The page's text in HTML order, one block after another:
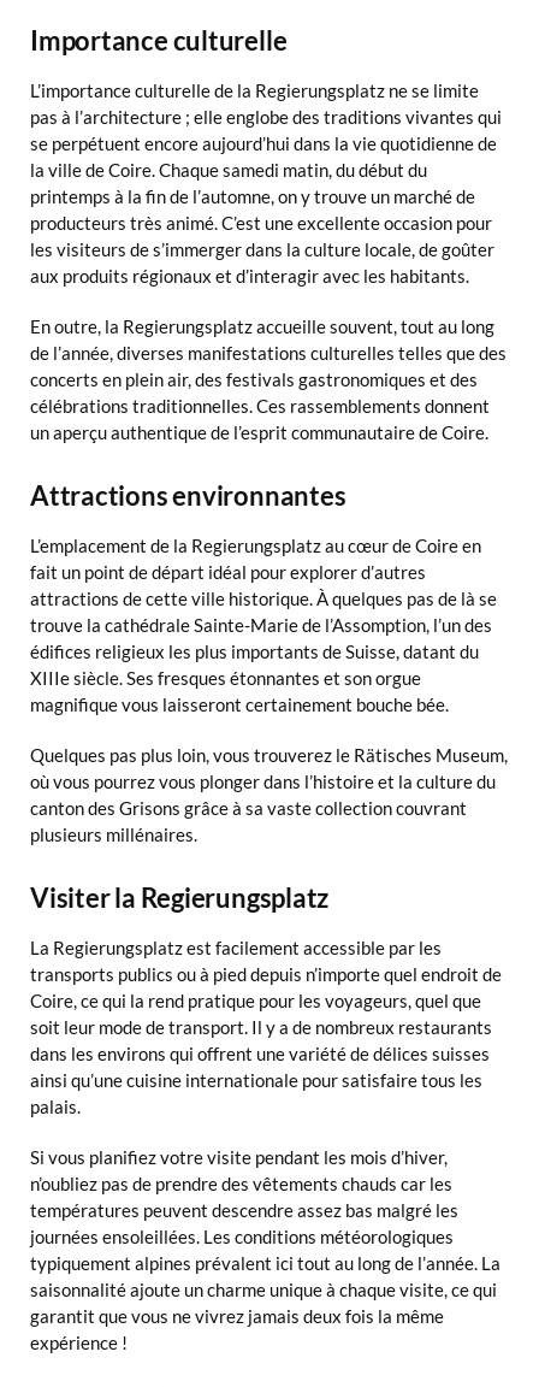
Importance culturelle
L’importance culturelle de la Regierungsplatz ne se limite
pas à l’architecture ; elle englobe des traditions vivantes qui
se perpétuent encore aujourd’hui dans la vie quotidienne de
la ville de Coire. Chaque samedi matin, du début du
printemps à la fin de l’automne, on y trouve un marché de
producteurs très animé. C’est une excellente occasion pour
les visiteurs de s’immerger dans la culture locale, de goûter
aux produits régionaux et d’interagir avec les habitants.
En outre, la Regierungsplatz accueille souvent, tout au long
de l’année, diverses manifestations culturelles telles que des
concerts en plein air, des festivals gastronomiques et des
célébrations traditionnelles. Ces rassemblements donnent
un aperçu authentique de l’esprit communautaire de Coire.
Attractions environnantes
L’emplacement de la Regierungsplatz au cœur de Coire en
fait un point de départ idéal pour explorer d’autres
attractions de cette ville historique. À quelques pas de là se
trouve la cathédrale Sainte-Marie de l’Assomption, l’un des
édifices religieux les plus importants de Suisse, datant du
XIIIe siècle. Ses fresques étonnantes et son orgue
magnifique vous laisseront certainement bouche bée.
Quelques pas plus loin, vous trouverez le Rätisches Museum,
où vous pourrez vous plonger dans l’histoire et la culture du
canton des Grisons grâce à sa vaste collection couvrant
plusieurs millénaires.
Visiter la Regierungsplatz
La Regierungsplatz est facilement accessible par les
transports publics ou à pied depuis n’importe quel endroit de
Coire, ce qui la rend pratique pour les voyageurs, quel que
soit leur mode de transport. Il y a de nombreux restaurants
dans les environs qui offrent une variété de délices suisses
ainsi qu’une cuisine internationale pour satisfaire tous les
palais.
Si vous planifiez votre visite pendant les mois d’hiver,
n’oubliez pas de prendre des vêtements chauds car les
températures peuvent descendre assez bas malgré les
journées ensoleillées. Les conditions météorologiques
typiquement alpines prévalent ici tout au long de l’année. La
saisonnalité ajoute un charme unique à chaque visite, ce qui
garantit que vous ne vivrez jamais deux fois la même
expérience !